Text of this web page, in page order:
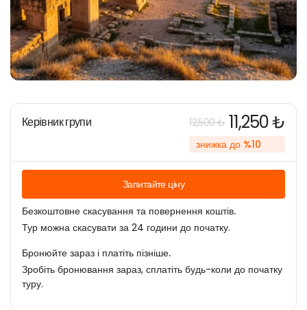
Керівник групи 12,500 ₺ 11,250 ₺
знижка до %10
Запитайте ціну
Безкоштовне скасування та повернення коштів.
Тур можна скасувати за 24 години до початку.
Бронюйте зараз і платіть пізніше.
Зробіть бронювання зараз, сплатіть будь-коли до початку
туру.